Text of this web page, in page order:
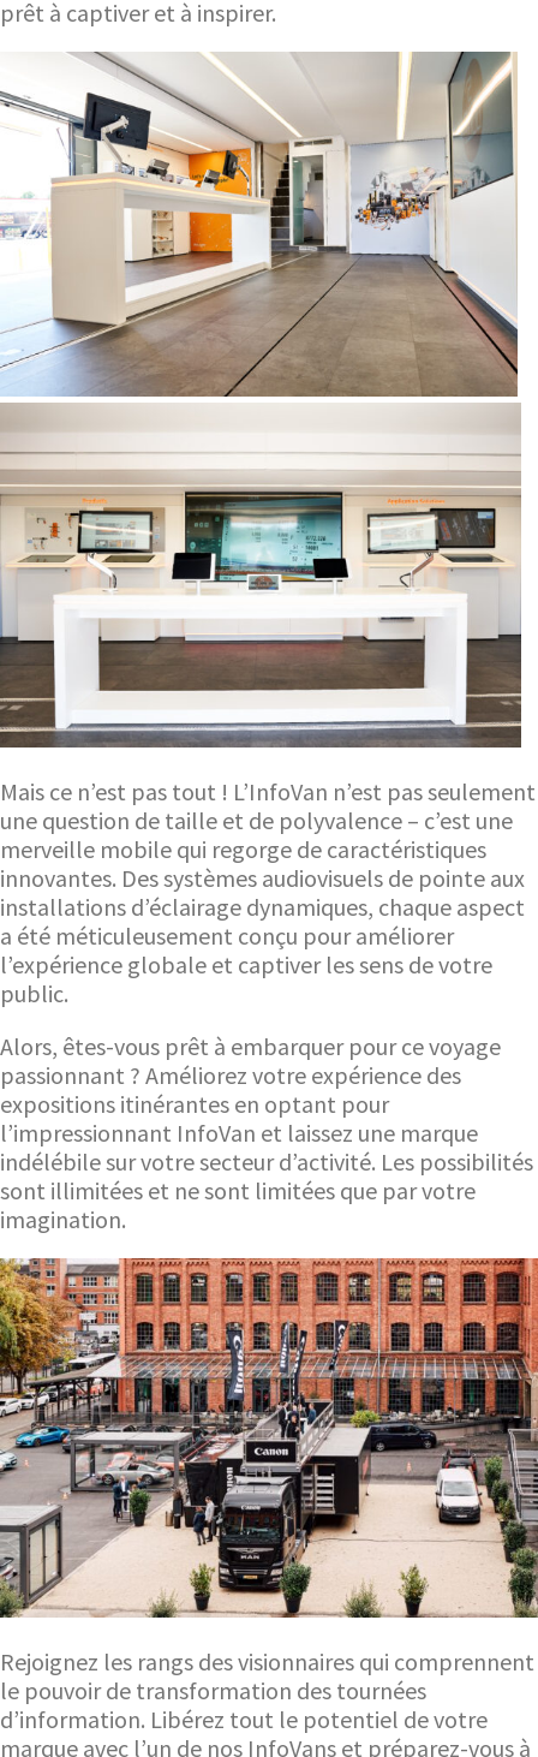
prêt à captiver et à inspirer.
Mais ce n’est pas tout ! L’InfoVan n’est pas seulement
une question de taille et de polyvalence – c’est une
merveille mobile qui regorge de caractéristiques
innovantes. Des systèmes audiovisuels de pointe aux
installations d’éclairage dynamiques, chaque aspect
a été méticuleusement conçu pour améliorer
l’expérience globale et captiver les sens de votre
public.
Alors, êtes-vous prêt à embarquer pour ce voyage
passionnant ? Améliorez votre expérience des
expositions itinérantes en optant pour
l’impressionnant InfoVan et laissez une marque
indélébile sur votre secteur d’activité. Les possibilités
sont illimitées et ne sont limitées que par votre
imagination.
Rejoignez les rangs des visionnaires qui comprennent
le pouvoir de transformation des tournées
d’information. Libérez tout le potentiel de votre
marque avec l’un de nos InfoVans et préparez-vous à